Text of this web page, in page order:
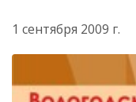
1 сентября 2009 г.